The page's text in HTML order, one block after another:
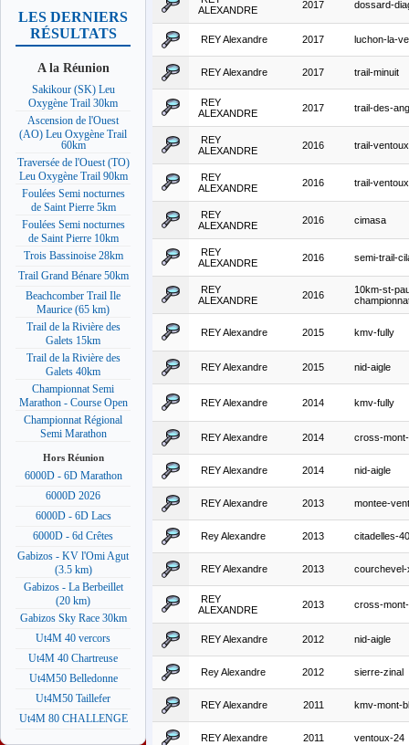
LES DERNIERS
RÉSULTATS
A la Réunion
Sakikour (SK) Leu
Oxygène Trail 30km
Ascension de l'Ouest
(AO) Leu Oxygène Trail
60km
Traversée de l'Ouest (TO)
Leu Oxygène Trail 90km
Foulées Semi nocturnes
de Saint Pierre 5km
Foulées Semi nocturnes
de Saint Pierre 10km
Trois Bassinoise 28km
Trail Grand Bénare 50km
Beachcomber Trail Ile
Maurice (65 km)
Trail de la Rivière des
Galets 15km
Trail de la Rivière des
Galets 40km
Championnat Semi
Marathon - Course Open
Championnat Régional
Semi Marathon
Hors Réunion
6000D - 6D Marathon
6000D 2026
6000D - 6D Lacs
6000D - 6d Crêtes
Gabizos - KV l'Omi Agut
(3.5 km)
Gabizos - La Berbeillet
(20 km)
Gabizos Sky Race 30km
Ut4M 40 vercors
Ut4M 40 Chartreuse
Ut4M50 Belledonne
Ut4M50 Taillefer
Ut4M 80 CHALLENGE
ALEXANDRE
2017 dossard-
REY Alexandre 2017 luchon-la-
REY Alexandre 2017 trail-minuit
REY
ALEXANDRE
2017 trail-des-
REY
ALEXANDRE
2016 trail-
REY
ALEXANDRE
2016 trail-
REY
ALEXANDRE
2016 cimasa
REY
ALEXANDRE
2016 semi-trail-
REY
ALEXANDRE
2016
10km-st-
REY Alexandre 2015 kmv-fully
REY Alexandre 2015 nid-aigle
REY Alexandre 2014 kmv-fully
REY Alexandre 2014 cross-
REY Alexandre 2014 nid-aigle
REY Alexandre 2013 montee-
Rey Alexandre 2013 citadelles-
REY Alexandre 2013
REY
ALEXANDRE
2013 cross-
REY Alexandre 2012 nid-aigle
Rey Alexandre 2012 sierre-zinal
REY Alexandre 2011 kmv-mont-
REY Alexandre 2011 ventoux-24